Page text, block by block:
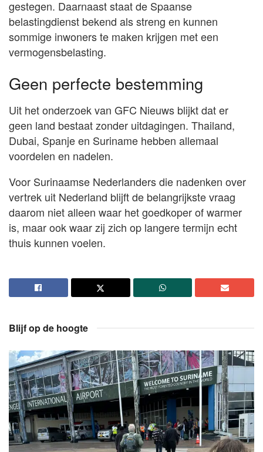
gestegen. Daarnaast staat de Spaanse
belastingdienst bekend als streng en kunnen
sommige inwoners te maken krijgen met een
vermogensbelasting.
Geen perfecte bestemming
Uit het onderzoek van GFC Nieuws blijkt dat er
geen land bestaat zonder uitdagingen. Thailand,
Dubai, Spanje en Suriname hebben allemaal
voordelen en nadelen.
Voor Surinaamse Nederlanders die nadenken over
vertrek uit Nederland blijft de belangrijkste vraag
daarom niet alleen waar het goedkoper of warmer
is, maar ook waar zij zich op langere termijn echt
thuis kunnen voelen.
Blijf op de hoogte